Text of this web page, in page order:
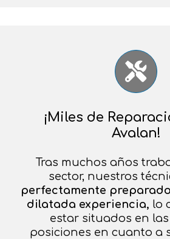
¡Miles de
Avalan!
Tras muchos años
sector, nuestros
perfectamente
dilatada experiencia, lo
estar situados en
posiciones en cuanto a